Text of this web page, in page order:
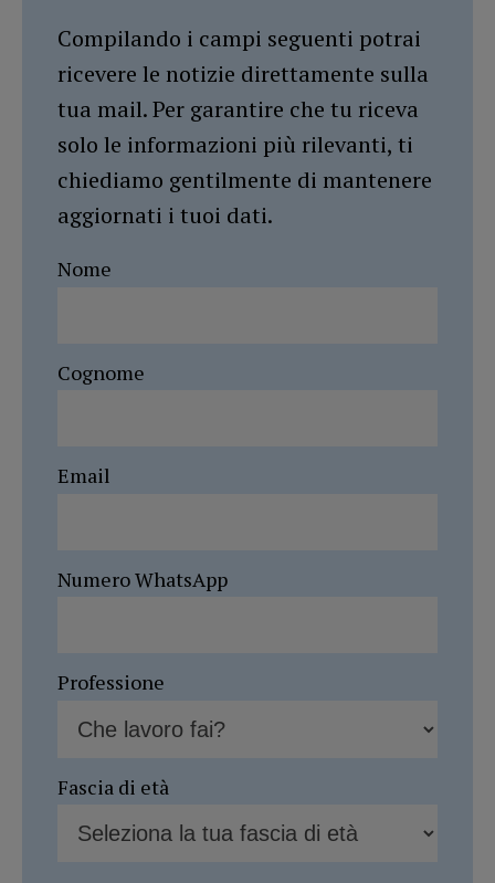
Compilando i campi seguenti potrai
ricevere le notizie direttamente sulla
tua mail. Per garantire che tu riceva
solo le informazioni più rilevanti, ti
chiediamo gentilmente di mantenere
aggiornati i tuoi dati.
Nome
Cognome
Email
Numero WhatsApp
Professione
Fascia di età